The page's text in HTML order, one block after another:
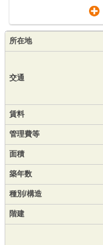
所在地
交通
賃料
管理費等
面積
築年数
種別/構造
階建